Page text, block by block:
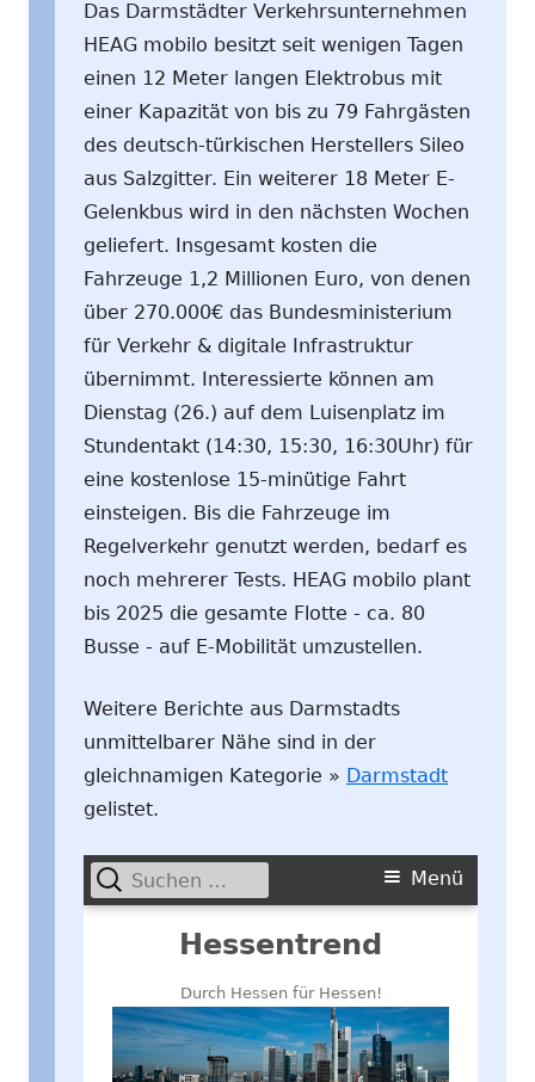
Das Darmstädter Verkehrsunternehmen
HEAG mobilo besitzt seit wenigen Tagen
einen 12 Meter langen Elektrobus mit
einer Kapazität von bis zu 79 Fahrgästen
des deutsch-türkischen Herstellers Sileo
aus Salzgitter. Ein weiterer 18 Meter E-
Gelenkbus wird in den nächsten Wochen
geliefert. Insgesamt kosten die
Fahrzeuge 1,2 Millionen Euro, von denen
über 270.000€ das Bundesministerium
für Verkehr & digitale Infrastruktur
übernimmt. Interessierte können am
Dienstag (26.) auf dem Luisenplatz im
Stundentakt (14:30, 15:30, 16:30Uhr) für
eine kostenlose 15-minütige Fahrt
einsteigen. Bis die Fahrzeuge im
Regelverkehr genutzt werden, bedarf es
noch mehrerer Tests. HEAG mobilo plant
bis 2025 die gesamte Flotte - ca. 80
Busse - auf E-Mobilität umzustellen.
Weitere Berichte aus Darmstadts
unmittelbarer Nähe sind in der
gleichnamigen Kategorie » Darmstadt
gelistet.